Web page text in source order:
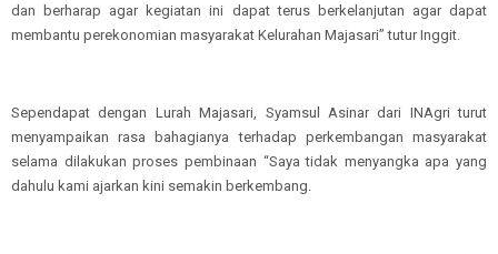
dan berharap agar kegiatan ini dapat terus berkelanjutan agar dapat
membantu perekonomian masyarakat Kelurahan Majasari” tutur Inggit.
Sependapat dengan Lurah Majasari, Syamsul Asinar dari INAgri turut
menyampaikan rasa bahagianya terhadap perkembangan masyarakat
selama dilakukan proses pembinaan “Saya tidak menyangka apa yang
dahulu kami ajarkan kini semakin berkembang.